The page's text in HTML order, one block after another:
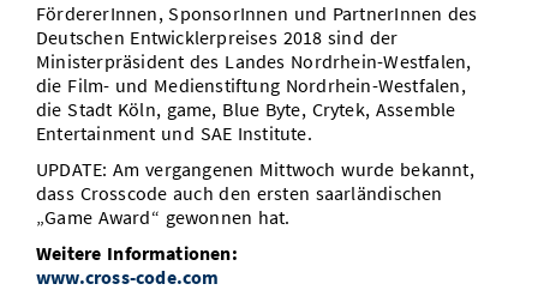
FördererInnen, SponsorInnen und PartnerInnen des
Deutschen Entwicklerpreises 2018 sind der
Ministerpräsident des Landes Nordrhein-Westfalen,
die Film- und Medienstiftung Nordrhein-Westfalen,
die Stadt Köln, game, Blue Byte, Crytek, Assemble
Entertainment und SAE Institute.
UPDATE: Am vergangenen Mittwoch wurde bekannt,
dass Crosscode auch den ersten saarländischen
„Game Award“ gewonnen hat.
Weitere Informationen:
www.cross-code.com